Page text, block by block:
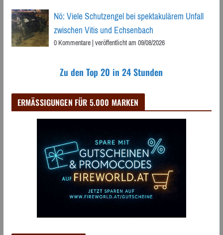
Nö: Viele Schutzengel bei spektakulärem Unfall
zwischen Vitis und Echsenbach
0 Kommentare|veröffentlicht am 09/08/2026
Zu den Top 20 in 24 Stunden
ERMÄSSIGUNGEN FÜR 5.000 MARKEN